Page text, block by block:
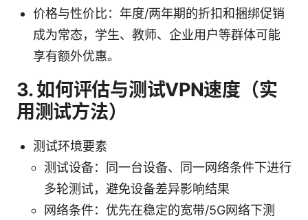
价格与性价比：年度/两年期的折扣和捆绑促销
成为常态，学生、教师、企业用户等群体可能
享有额外优惠。
3. 如何评估与测试VPN速度（实
用测试方法）
测试环境要素
测试设备：同一台设备、同一网络条件下进行
多轮测试，避免设备差异影响结果
网络条件：优先在稳定的宽带/5G网络下测